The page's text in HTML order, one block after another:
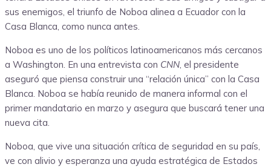
sus enemigos, el triunfo de Noboa alinea a Ecuador con la
Casa Blanca, como nunca antes.
Noboa es uno de los políticos latinoamericanos más cercanos
a Washington. En una entrevista con CNN , el presidente
aseguró que piensa construir una “relación única” con la Casa
Blanca. Noboa se había reunido de manera informal con el
primer mandatario en marzo y asegura que buscará tener una
nueva cita.
Noboa, que vive una situación crítica de seguridad en su país,
ve con alivio y esperanza una ayuda estratégica de Estados